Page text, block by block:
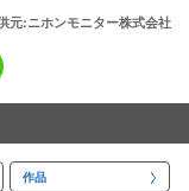
元:ニホンモニター株式会社
作品